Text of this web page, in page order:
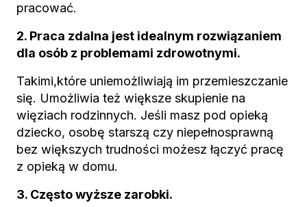
pracować.
2. Praca zdalna jest idealnym rozwiązaniem
dla osób z problemami zdrowotnymi.
Takimi,które uniemożliwiają im przemieszczanie
się. Umożliwia też większe skupienie na
więziach rodzinnych. Jeśli masz pod opieką
dziecko, osobę starszą czy niepełnosprawną
bez większych trudności możesz łączyć pracę
z opieką w domu.
3. Często wyższe zarobki.